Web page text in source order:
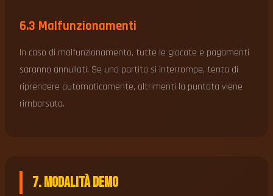
6.3 Malfunzionamenti
In caso di malfunzionamento, tutte le giocate e pagamenti
saranno annullati. Se una partita si interrompe, tenta di
riprendere automaticamente, altrimenti la puntata viene
rimborsata.
7. Modalità Demo